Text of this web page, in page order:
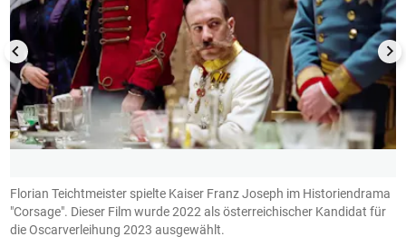
Florian Teichtmeister spielte Kaiser Franz Joseph im Historiendrama
"Corsage". Dieser Film wurde 2022 als österreichischer Kandidat für
die Oscarverleihung 2023 ausgewählt.